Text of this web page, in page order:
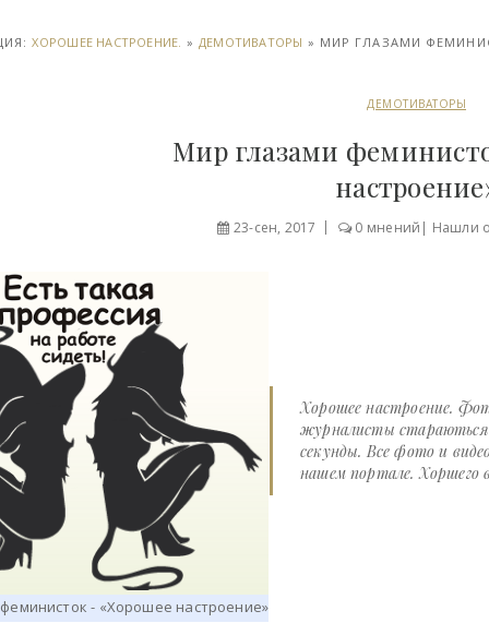
ХОРОШЕЕ НАСТРОЕНИЕ. » ДЕМОТИВАТОРЫ » МИР ГЛАЗАМИ
ДЕМОТИВАТОРЫ
Мир глазами
23-сен, 2017 0 мнений | Нашли
Хорошее настроение.
журналисты
секунды. Все фото и
нашем портале. Хоршего